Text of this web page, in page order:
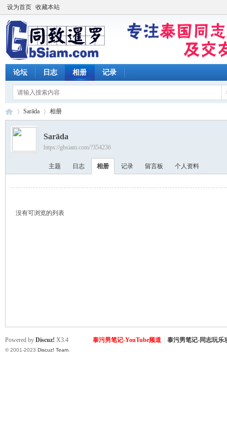
设为首页 收藏本站
论坛 日志 相册 记录
›
Sarāda 相册
Sarāda
https://gbsiam.com/?354236
主题 日志 相册 记录 留言板 个人资料
没有可浏览的列表
泰污男笔记-YouTube频道 泰污男笔记-同志玩乐
Powered by Discuz! X3.4
© 2001-2023 Discuz! Team.